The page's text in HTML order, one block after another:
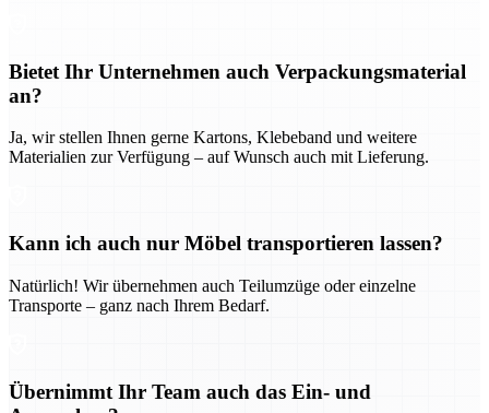
Bietet Ihr Unternehmen auch Verpackungsmaterial
an?
Ja, wir stellen Ihnen gerne Kartons, Klebeband und weitere
Materialien zur Verfügung – auf Wunsch auch mit Lieferung.
Kann ich auch nur Möbel transportieren lassen?
Natürlich! Wir übernehmen auch Teilumzüge oder einzelne
Transporte – ganz nach Ihrem Bedarf.
Übernimmt Ihr Team auch das Ein- und